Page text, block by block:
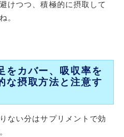
けつつ、積極的に摂取して
。
をカバー、吸収率を
な摂取方法と注意す
ない分はサプリメントで効